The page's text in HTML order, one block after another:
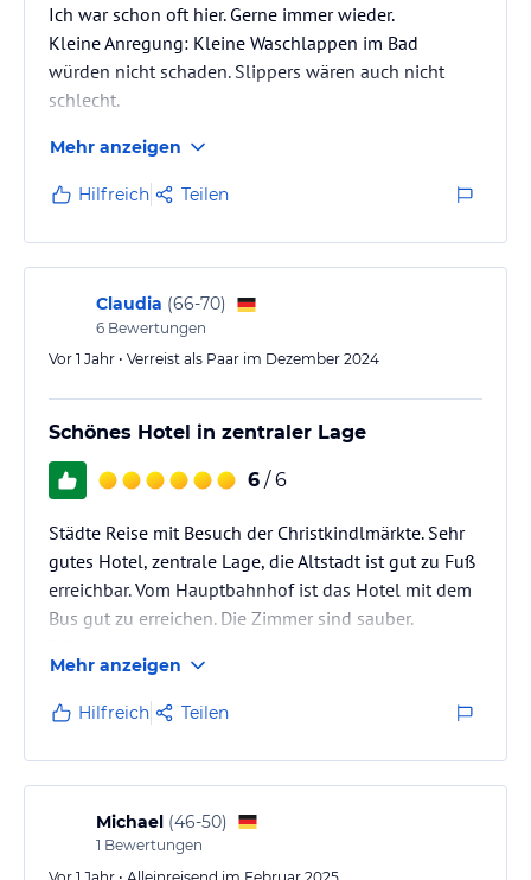
Ich war schon oft hier. Gerne immer wieder.
Kleine Anregung: Kleine Waschlappen im Bad
würden nicht schaden. Slippers wären auch nicht
schlecht.
Mehr anzeigen
Hilfreich Teilen
Claudia (66-70)
6 Bewertungen
Vor 1 Jahr • Verreist als Paar im Dezember 2024
Schönes Hotel in zentraler Lage
6 / 6
Städte Reise mit Besuch der Christkindlmärkte. Sehr
gutes Hotel, zentrale Lage, die Altstadt ist gut zu Fuß
erreichbar. Vom Hauptbahnhof ist das Hotel mit dem
Bus gut zu erreichen. Die Zimmer sind sauber.
Personal ist freundlich und zuvorkommend.
Mehr anzeigen
Hilfreich Teilen
Michael (46-50)
1 Bewertungen